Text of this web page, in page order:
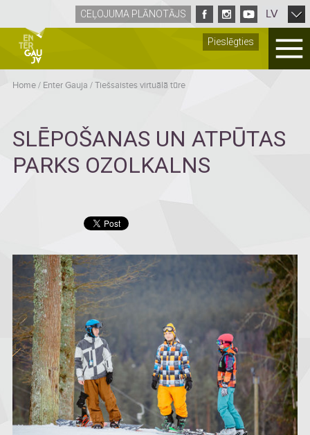
Pieslēgties
CEĻOJUMA PLĀNOTĀJS LV
Home/ Enter Gauja /Tiešsaistes virtuālā tūre
SLĒPOŠANAS UN ATPŪTAS
PARKS OZOLKALNS